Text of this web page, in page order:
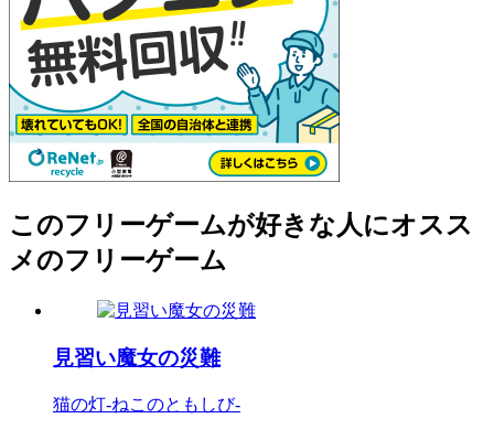
このフリーゲームが好きな人にオスス
メのフリーゲーム
見習い魔女の災難
猫の灯-ねこのともしび-